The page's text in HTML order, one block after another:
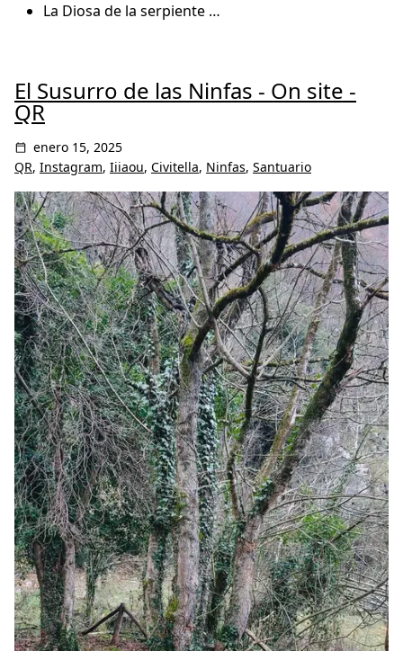
La Diosa de la serpiente …
El Susurro de las Ninfas - On site -
QR
enero 15, 2025
QR, Instagram, Iiiaou, Civitella, Ninfas, Santuario